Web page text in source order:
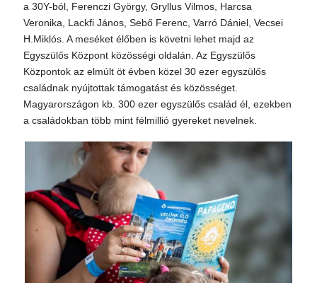
a 30Y-ból, Ferenczi György, Gryllus Vilmos, Harcsa
Veronika, Lackfi János, Sebő Ferenc, Varró Dániel, Vecsei
H.Miklós. A meséket élőben is követni lehet majd az
Egyszülős Központ közösségi oldalán. Az Egyszülős
Központok az elmúlt öt évben közel 30 ezer egyszülős
családnak nyújtottak támogatást és közösséget.
Magyarországon kb. 300 ezer egyszülős család él, ezekben
a családokban több mint félmillió gyereket nevelnek.